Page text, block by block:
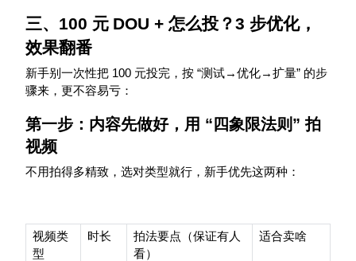
三、 100 元 DOU + 怎么投？3 步优化，
效果翻番
新手别一次性把 100 元投完，按 “测试→优化→扩量” 的步
骤来，更不容易亏：
第一步：内容先做好，用 “ 四象限法则 ” 拍
视频
不用拍得多精致，选对类型就行，新手优先这两种：
视频类
型
时长
拍法要点（保证有人
看）
适合卖啥